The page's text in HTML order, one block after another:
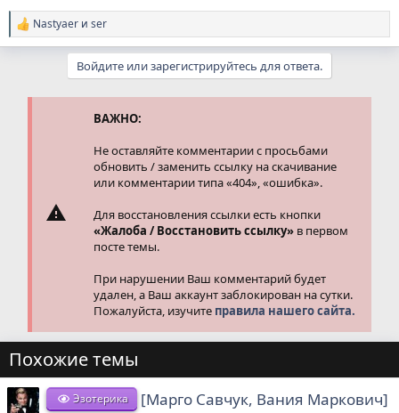
Р
е
Nastyaer и ser
Войдите или зарегистрируйтесь для ответа.
ВАЖНО:
Не оставляйте комментарии с просьбами
обновить / заменить ссылку на скачивание
или комментарии типа «404», «ошибка».
Для восстановления ссылки есть кнопки
«Жалоба / Восстановить ссылку» в первом
посте темы.
При нарушении Ваш комментарий будет
удален, а Ваш аккаунт заблокирован на сутки.
Пожалуйста, изучите правила нашего сайта.
Похожие темы
Эзотерика
[Марго Савчук, Вания Маркович]